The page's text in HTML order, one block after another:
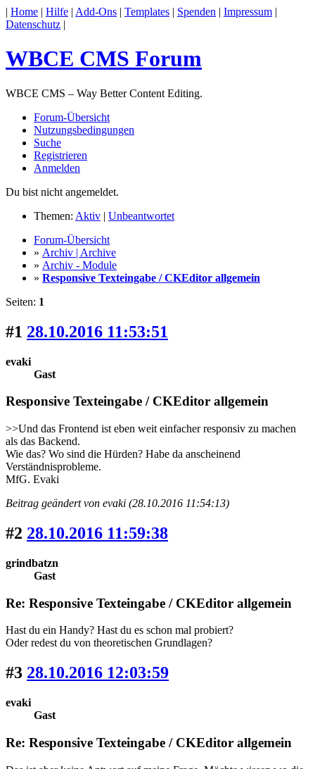
| Home | Hilfe | Add-Ons | Templates | Spenden | Impressum |
Datenschutz |
WBCE CMS Forum
WBCE CMS – Way Better Content Editing.
Forum-Übersicht
Nutzungsbedingungen
Suche
Registrieren
Anmelden
Du bist nicht angemeldet.
Themen: Aktiv | Unbeantwortet
Forum-Übersicht
» Archiv | Archive
» Archiv - Module
» Responsive Texteingabe / CKEditor allgemein
Seiten: 1
#1 28.10.2016 11:53:51
evaki
Gast
Responsive Texteingabe / CKEditor allgemein
>>Und das Frontend ist eben weit einfacher responsiv zu machen
als das Backend.
Wie das? Wo sind die Hürden? Habe da anscheinend
Verständnisprobleme.
MfG. Evaki
Beitrag geändert von evaki (28.10.2016 11:54:13)
#2 28.10.2016 11:59:38
grindbatzn
Gast
Re: Responsive Texteingabe / CKEditor allgemein
Hast du ein Handy? Hast du es schon mal probiert?
Oder redest du von theoretischen Grundlagen?
#3 28.10.2016 12:03:59
evaki
Gast
Re: Responsive Texteingabe / CKEditor allgemein